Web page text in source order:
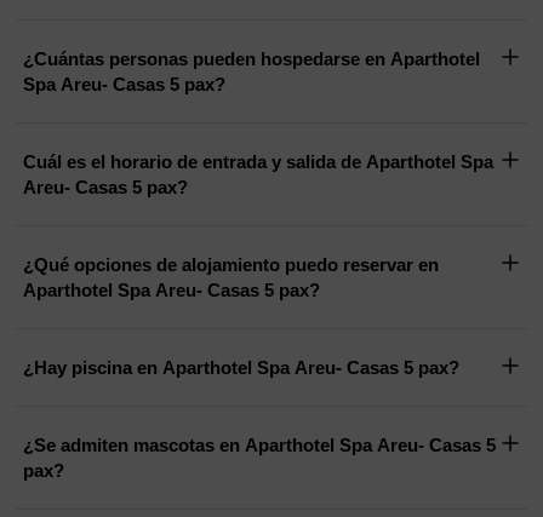
¿Cuántas personas pueden hospedarse en Aparthotel
Spa Areu- Casas 5 pax?
Cuál es el horario de entrada y salida de Aparthotel Spa
Areu- Casas 5 pax?
¿Qué opciones de alojamiento puedo reservar en
Aparthotel Spa Areu- Casas 5 pax?
¿Hay piscina en Aparthotel Spa Areu- Casas 5 pax?
¿Se admiten mascotas en Aparthotel Spa Areu- Casas 5
pax?